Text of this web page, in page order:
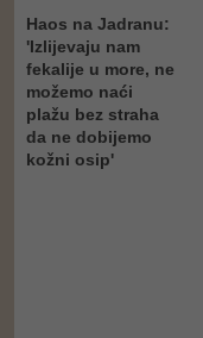
Haos na Jadranu:
'Izlijevaju nam
fekalije u more, ne
možemo naći
plažu bez straha
da ne dobijemo
kožni osip'